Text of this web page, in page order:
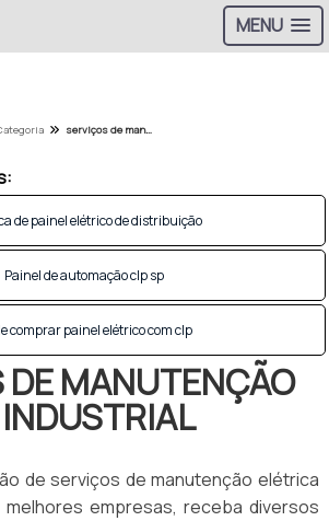
MENU
serviços de manutenção elétrica industrial
de painel elétrico de distribuição
Painel de automação clp sp
comprar painel elétrico com clp
DE MANUTENÇÃO
de serviços de manutenção elétrica
empresas, receba diversos